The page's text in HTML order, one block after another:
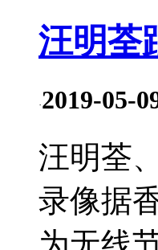
汪明荃
·2019-05-
汪明荃
录像据